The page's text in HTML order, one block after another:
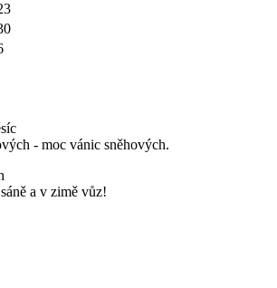
- moc vánic sněhových.
a v zimě vůz!